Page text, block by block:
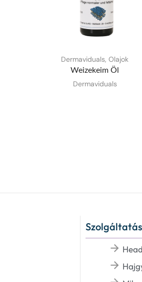
Dermaviduals,Olajok
Weizekeim Öl
Dermaviduals